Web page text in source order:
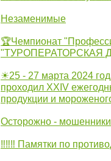
Незаменимые
🏆Чемпионат
"ТУРОПЕРАТОРСКАЯ
☀25 - 27 марта 2024
проходил XXIV
продукции и
Осторожно -
‼‼‼ Памятки по